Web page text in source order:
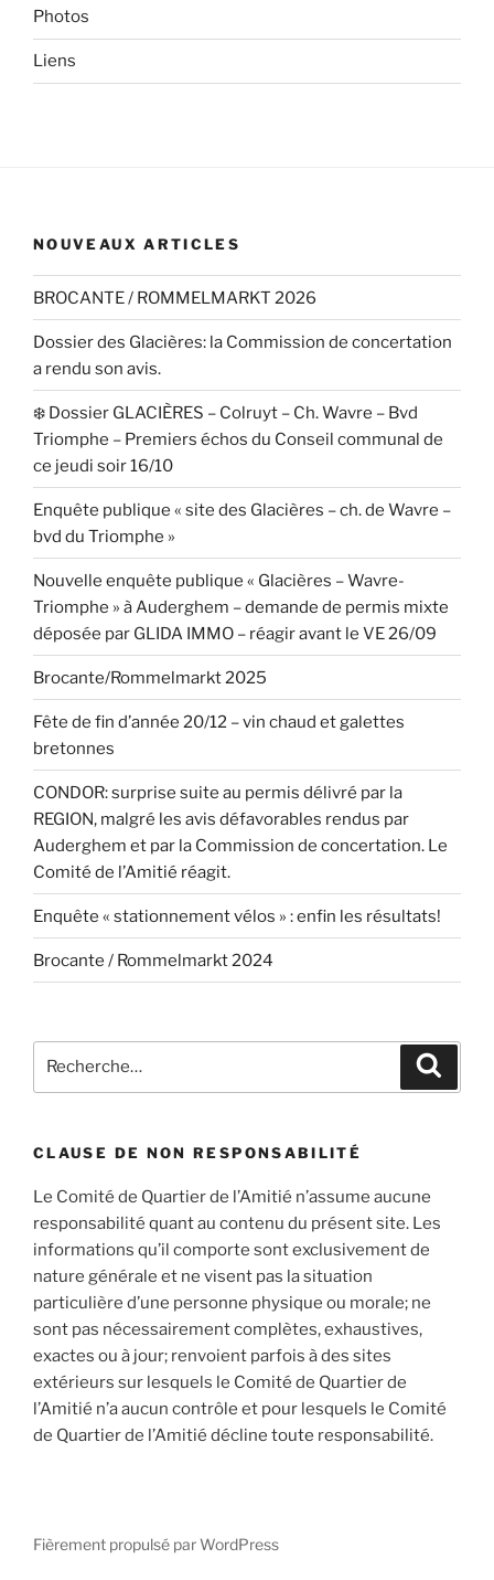
Photos
Liens
NOUVEAUX ARTICLES
BROCANTE / ROMMELMARKT 2026
Dossier des Glacières: la Commission de concertation
a rendu son avis.
❄️ Dossier GLACIÈRES – Colruyt – Ch. Wavre – Bvd
Triomphe – Premiers échos du Conseil communal de
ce jeudi soir 16/10
Enquête publique « site des Glacières – ch. de Wavre –
bvd du Triomphe »
Nouvelle enquête publique « Glacières – Wavre-
Triomphe » à Auderghem – demande de permis mixte
déposée par GLIDA IMMO – réagir avant le VE 26/09
Brocante/Rommelmarkt 2025
Fête de fin d’année 20/12 – vin chaud et galettes
bretonnes
CONDOR: surprise suite au permis délivré par la
REGION, malgré les avis défavorables rendus par
Auderghem et par la Commission de concertation. Le
Comité de l’Amitié réagit.
Enquête « stationnement vélos » : enfin les résultats!
Brocante / Rommelmarkt 2024
pour
CLAUSE DE NON RESPONSABILITÉ
Le Comité de Quartier de l’Amitié n’assume aucune
responsabilité quant au contenu du présent site. Les
informations qu’il comporte sont exclusivement de
nature générale et ne visent pas la situation
particulière d’une personne physique ou morale; ne
sont pas nécessairement complètes, exhaustives,
exactes ou à jour; renvoient parfois à des sites
extérieurs sur lesquels le Comité de Quartier de
l’Amitié n’a aucun contrôle et pour lesquels le Comité
de Quartier de l’Amitié décline toute responsabilité.
Fièrement propulsé par WordPress